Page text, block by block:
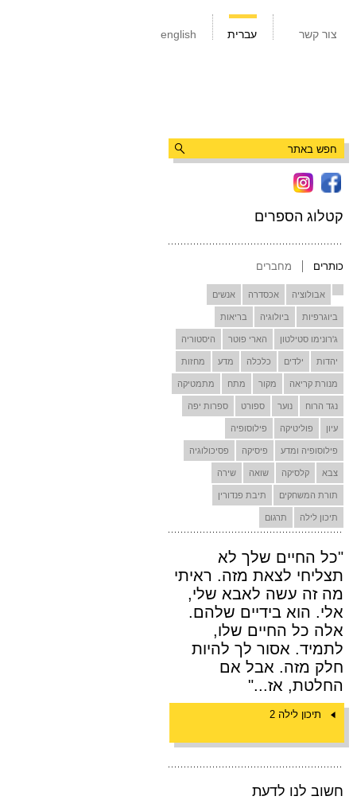
english עברית צור קשר
קטלוג הספרים
כותרים מחברים
אבולוציה אכסדרה אנשים
ביוגרפיות ביולוגיה בריאות
ג'רונימו סטילטון הארי פוטר היסטוריה
יהדות ילדים כלכלה מדע מחזות
מנורת קריאה מקור מתח מתמטיקה
נגד הרוח נוער ספורט ספרות יפה
עיון פוליטיקה פילוסופיה
פילוסופיה ומדע פיסיקה פסיכולוגיה
צבא קלסיקה שואה שירה
תורת המשחקים תיבת פנדורין
תיכון לילה תרגום
"כל החיים שלך לא
תצליחי לצאת מזה. ראיתי
מה זה עשה לאבא שלי,
אלי. הוא בידיים שלהם.
אלה כל החיים שלו,
לתמיד. אסור לך להיות
חלק מזה. אבל אם
החלטת, אז..."
תיכון לילה 2
חשוב לנו לדעת